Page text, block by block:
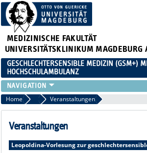
MEDIZINISCHE FAKULTÄT
UNIVERSITÄTSKLINIKUM MAGDEBURG
GESCHLECHTERSENSIBLE MEDIZIN (GSM+)
HOCHSCHULAMBULANZ
TEAM
HOCHSCHULAMBULANZ
ZUWEISENDE
LEHRE
Home In den Medien
Veranstaltungen
Veranstaltungen
Leopoldina-Vorlesung zur